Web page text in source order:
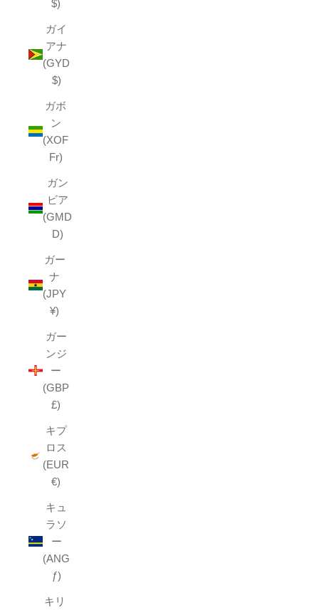
$)
ガイ
アナ
(GYD
$)
ガボ
ン
(XOF
Fr)
ガン
ビア
(GMD
D)
ガー
ナ
(JPY
¥)
ガー
ンジ
ー
(GBP
£)
キプ
ロス
(EUR
€)
キュ
ラソ
ー
(ANG
ƒ)
キリ